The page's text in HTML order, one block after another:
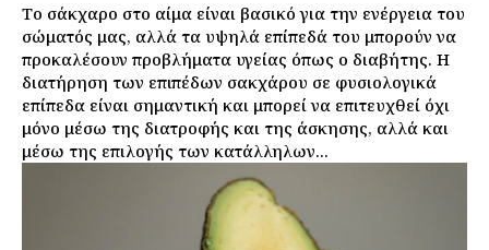
Το σάκχαρο στο αίμα είναι βασικό για την ενέργεια του
σώματός μας, αλλά τα υψηλά επίπεδά του μπορούν να
προκαλέσουν προβλήματα υγείας όπως ο διαβήτης. Η
διατήρηση των επιπέδων σακχάρου σε φυσιολογικά
επίπεδα είναι σημαντική και μπορεί να επιτευχθεί όχι
μόνο μέσω της διατροφής και της άσκησης, αλλά και
μέσω της επιλογής των κατάλληλων...